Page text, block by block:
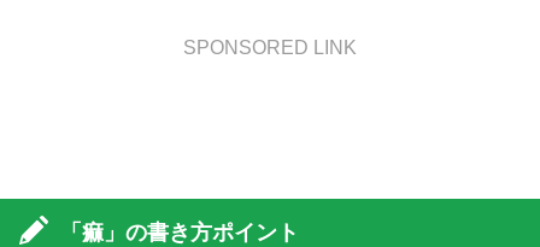
SPONSORED LINK
「痲」の書き方ポイント